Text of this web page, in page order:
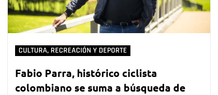
CULTURA, RECREACIÓN Y DEPORTE
Fabio Parra, histórico ciclista
colombiano se suma a búsqueda de